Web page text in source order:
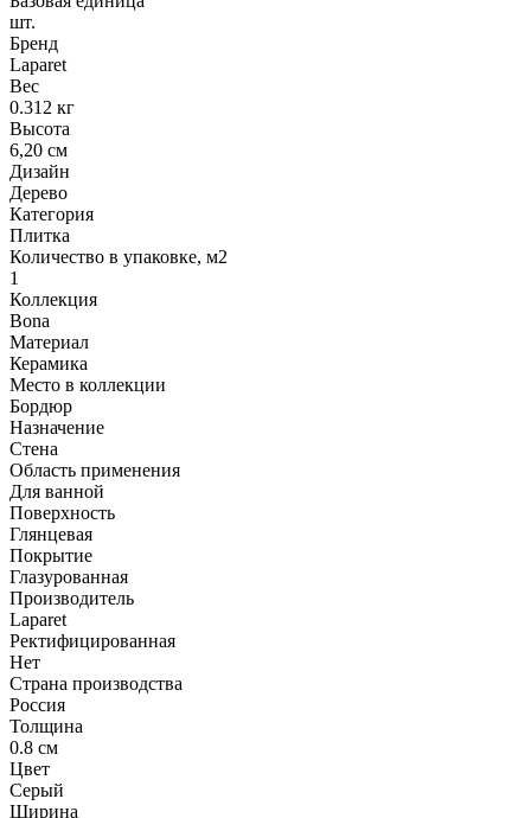
шт.
Бренд
Laparet
Вес
0.312 кг
Высота
6,20 см
Дизайн
Дерево
Категория
Плитка
Количество в упаковке, м2
1
Коллекция
Bona
Материал
Керамика
Место в коллекции
Бордюр
Назначение
Стена
Область применения
Для ванной
Поверхность
Глянцевая
Покрытие
Глазурованная
Производитель
Laparet
Ректифицированная
Нет
Страна производства
Россия
Толщина
0.8 см
Цвет
Серый
Ширина